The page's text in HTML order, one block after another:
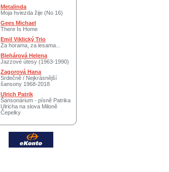
Metalinda
Moja hviezda žije (No 16)
Gees Michael
There Is Home
Emil Viklický Trio
Za horama, za lesama...
Blehárová Helena
Jazzové útesy (1963-1990)
Zagorová Hana
Srdečně / Nejkrásnější
šansony 1968-2018
Ulrich Patrik
Šansonárium - písně Patrika
Ulricha na slova Miloně
Čepelky